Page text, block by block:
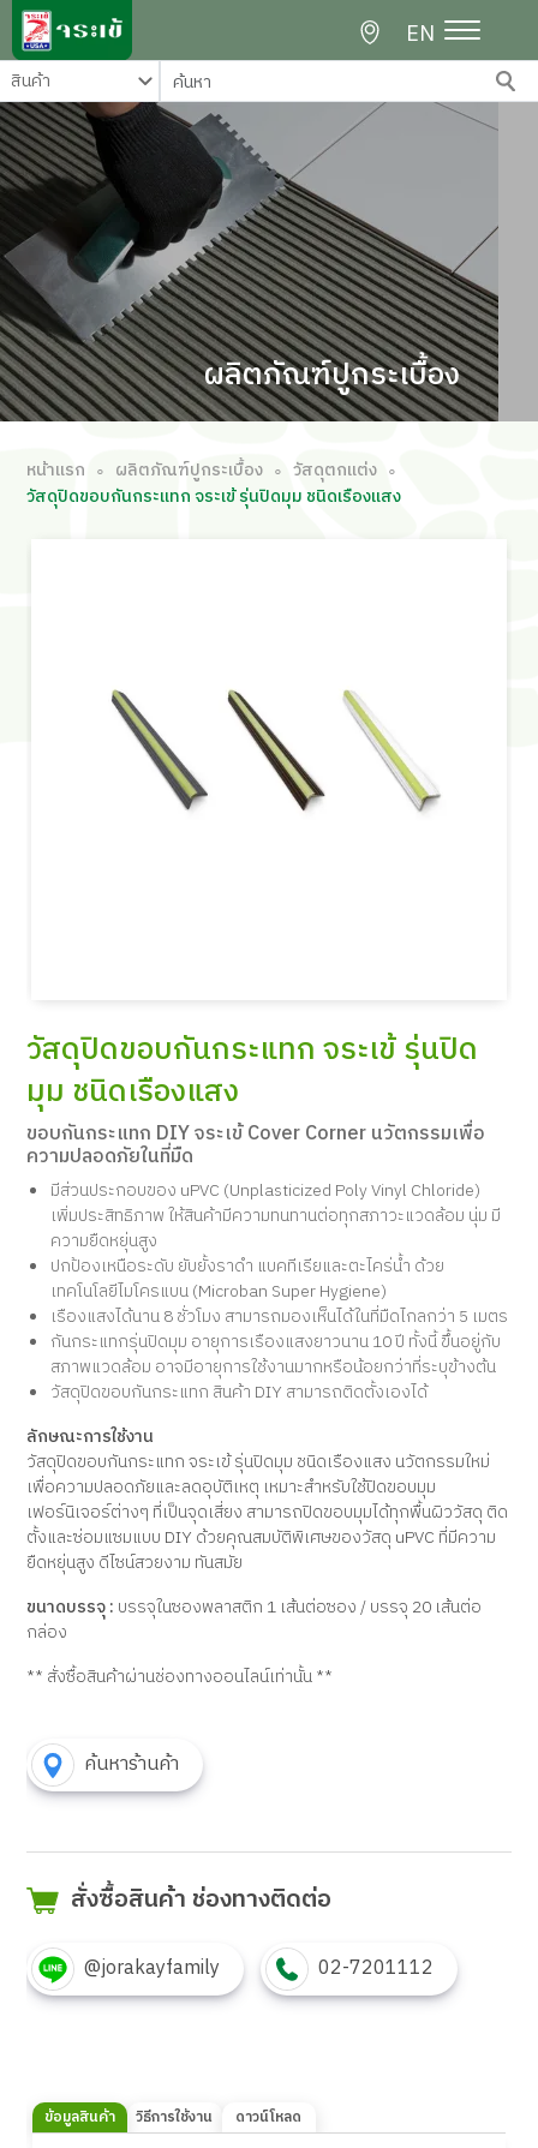
EN
ผลิตภัณฑ์ปูกระเบื้อง
หน้าแรก ∘ ผลิตภัณฑ์ปูกระเบื้อง ∘ วัสดุตกแต่ง ∘
วัสดุปิดขอบกันกระแทก จระเข้ รุ่นปิดมุม ชนิดเรืองแสง
วัสดุปิดขอบกันกระแทก จระเข้ รุ่นปิด
มุม ชนิดเรืองแสง
ขอบกันกระแทก DIY จระเข้ Cover Corner นวัตกรรมเพื่อ
ความปลอดภัยในที่มืด
มีส่วนประกอบของ uPVC (Unplasticized Poly Vinyl Chloride)
เพิ่มประสิทธิภาพ ให้สินค้ามีความทนทานต่อทุกสภาวะแวดล้อม นุ่ม มี
ความยืดหยุ่นสูง
ปกป้องเหนือระดับ ยับยั้งราดำ แบคทีเรียและตะไคร่น้ำ ด้วย
เทคโนโลยีไมโครแบน (Microban Super Hygiene)
เรืองแสงได้นาน 8 ชั่วโมง สามารถมองเห็นได้ในที่มืดไกลกว่า 5 เมตร
กันกระแทกรุ่นปิดมุม อายุการเรืองแสงยาวนาน 10 ปี ทั้งนี้ ขึ้นอยู่กับ
สภาพแวดล้อม อาจมีอายุการใช้งานมากหรือน้อยกว่าที่ระบุข้างต้น
วัสดุปิดขอบกันกระแทก สินค้า DIY สามารถติดตั้งเองได้
ลักษณะการใช้งาน
วัสดุปิดขอบกันกระแทก จระเข้ รุ่นปิดมุม ชนิดเรืองแสง นวัตกรรมใหม่
เพื่อความปลอดภัยและลดอุบัติเหตุ เหมาะสำหรับใช้ปิดขอบมุม
เฟอร์นิเจอร์ต่างๆ ที่เป็นจุดเสี่ยง สามารถปิดขอบมุมได้ทุกพื้นผิววัสดุ ติด
ตั้งและซ่อมแซมแบบ DIY ด้วยคุณสมบัติพิเศษของวัสดุ uPVC ที่มีความ
ยืดหยุ่นสูง ดีไซน์สวยงาม ทันสมัย
ขนาดบรรจุ : บรรจุในซองพลาสติก 1 เส้นต่อซอง / บรรจุ 20 เส้นต่อ
กล่อง
** สั่งซื้อสินค้าผ่านช่องทางออนไลน์เท่านั้น **
ค้นหาร้านค้า
สั่งซื้อสินค้า ช่องทางติดต่อ
@jorakayfamily 02-7201112
ข้อมูลสินค้า วิธีการใช้งาน ดาวน์โหลด